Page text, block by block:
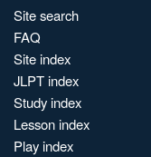
Site search
FAQ
Site index
JLPT index
Study index
Lesson index
Play index